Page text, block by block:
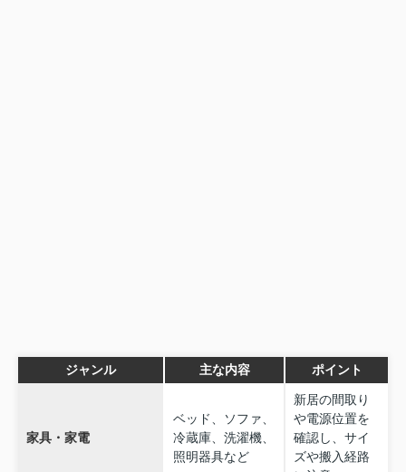
ジャンル 主な内容 ポイント
家具・家電
ベッド、ソファ、
冷蔵庫、洗濯機、
照明器具など
新居の間取り
や電源位置を
確認し、サイ
ズや搬入経路